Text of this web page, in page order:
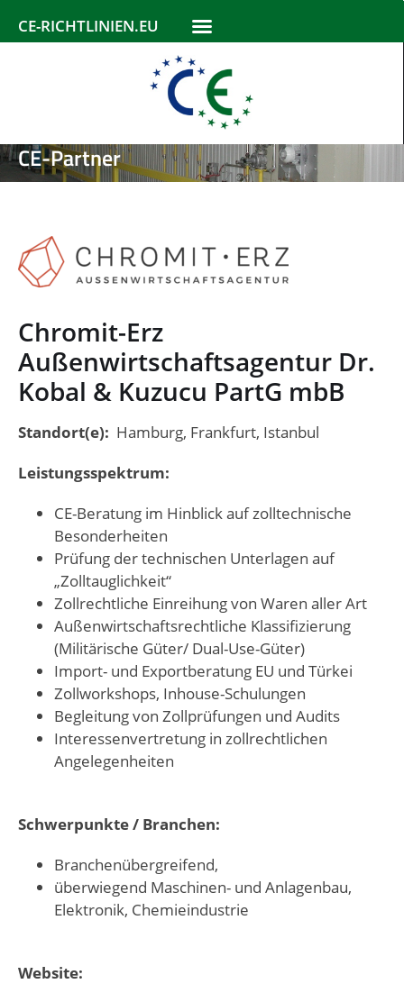
CE-RICHTLINIEN.EU
CE-Partner
Chromit-Erz
Außenwirtschaftsagentur Dr.
Kobal & Kuzucu PartG mbB
Standort(e): Hamburg, Frankfurt, Istanbul
Leistungsspektrum:
CE-Beratung im Hinblick auf zolltechnische
Besonderheiten
Prüfung der technischen Unterlagen auf
„Zolltauglichkeit“
Zollrechtliche Einreihung von Waren aller Art
Außenwirtschaftsrechtliche Klassifizierung
(Militärische Güter/ Dual-Use-Güter)
Import- und Exportberatung EU und Türkei
Zollworkshops, Inhouse-Schulungen
Begleitung von Zollprüfungen und Audits
Interessenvertretung in zollrechtlichen
Angelegenheiten
Schwerpunkte / Branchen:
Branchenübergreifend,
überwiegend Maschinen- und Anlagenbau,
Elektronik, Chemieindustrie
Website: